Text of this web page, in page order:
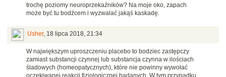
trochę poziomy neuroprzekaźników? Na moje oko, zapach
może być tu bodźcem i wyzwalać jakąś kaskadę.
Usher, 18 lipca 2018, 21:34
W największym uproszczeniu placebo to bodziec zastępczy
zamiast substancji czynnej lub substancja czynna w ilościach
śladowych (homeopatycznych), które nie powinny wywołać